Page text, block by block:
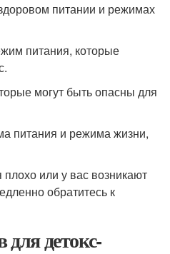
питании и режимах
питания, которые
могут быть опасны для
питания и режима жизни,
или у вас возникают
обратитесь к
детокс-